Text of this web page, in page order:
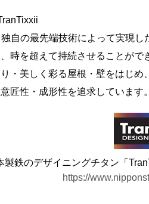
自の最先端技術によって実現
時を超えて持続させることが
・美しく彩る屋根・壁をはじ
匠性・成形性を追求しています。
製鉄のデザイニングチタン「
https://